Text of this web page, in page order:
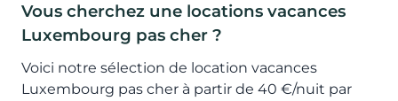
Vous cherchez une locations vacances
Luxembourg pas cher ?
Voici notre sélection de location vacances
Luxembourg pas cher à partir de 40 €/nuit par